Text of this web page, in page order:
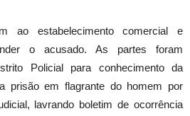
ao estabelecimento comercial e
o acusado. As partes foram
Policial para conhecimento da
prisão em flagrante do homem por
lavrando boletim de ocorrência